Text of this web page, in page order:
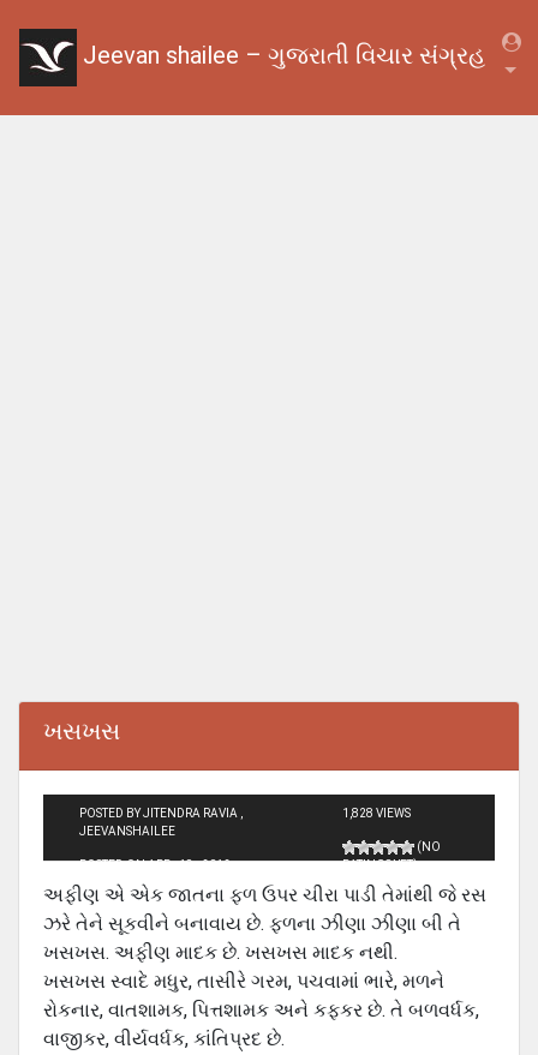
Jeevan shailee – ગુજરાતી વિચાર સંગ્રહ
ખસખસ
POSTED BY JITENDRA RAVIA ,
JEEVANSHAILEE
POSTED ON APR - 19 - 2012
1,828 VIEWS
(NO
RATINGS YET)
અફીણ એ એક જાતના ફળ ઉપર ચીરા પાડી તેમાંથી જે રસ
ઝરે તેને સૂકવીને બનાવાય છે. ફળના ઝીણા ઝીણા બી તે
ખસખસ. અફીણ માદક છે. ખસખસ માદક નથી.
ખસખસ સ્વાદે મધુર, તાસીરે ગરમ, પચવામાં ભારે, મળને
રોકનાર, વાતશામક, પિત્તશામક અને કફકર છે. તે બળવર્ધક,
વાજીકર, વીર્યવર્ધક, કાંતિપ્રદ છે.